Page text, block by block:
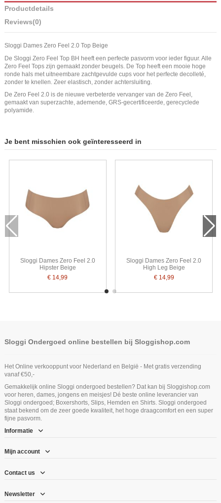
Productdetails
Reviews(0)
Sloggi Dames Zero Feel 2.0 Top Beige
De Sloggi Zero Feel Top BH heeft een perfecte pasvorm voor ieder figuur. Alle
Zero Feel Tops zijn gemaakt zonder beugels. De Top heeft een mooie hoge
ronde hals met uitneembare zachtgevulde cups voor het perfecte decolleté,
zonder te knellen. Zeer elastisch, zonder achtersluiting.
De Zero Feel 2.0 is de nieuwe verbeterde vervanger van de Zero Feel,
gemaakt van superzachte, ademende, GRS-gecertificeerde, gerecyclede
polyamide.
Je bent misschien ook geïnteresseerd in
Sloggi Dames Zero Feel 2.0
Hipster Beige
€ 14,99
Sloggi Dames Zero Feel 2.0
High Leg Beige
€ 14,99
Sloggi Ondergoed online bestellen bij Sloggishop.com
Het Online verkooppunt voor Nederland en België - Met gratis verzending
vanaf €50,-
Gemakkelijk online Sloggi ondergoed bestellen? Dat kan bij Sloggishop.com
voor heren, dames, jongens en meisjes! Dé beste online leverancier van
Sloggi ondergoed; Boxershorts, Slips, Hemden en Shirts. Sloggi ondergoed
staat bekend om de zeer goede kwaliteit, het hoge draagcomfort en een super
fijne pasvorm.
Informatie
Mijn account
Contact us
Newsletter